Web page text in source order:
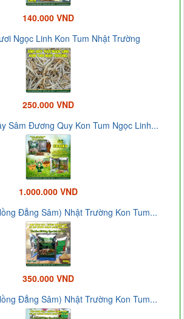
140.000 VND
Ngọc Linh Kon Tum Nhật Trường
250.000 VND
Sâm Đương Quy Kon Tum Ngọc Linh...
1.000.000 VND
Đẳng Sâm) Nhật Trường Kon Tum...
350.000 VND
Đẳng Sâm) Nhật Trường Kon Tum...